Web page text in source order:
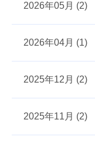
2026年05月 (2)
2026年04月 (1)
2025年12月 (2)
2025年11月 (2)